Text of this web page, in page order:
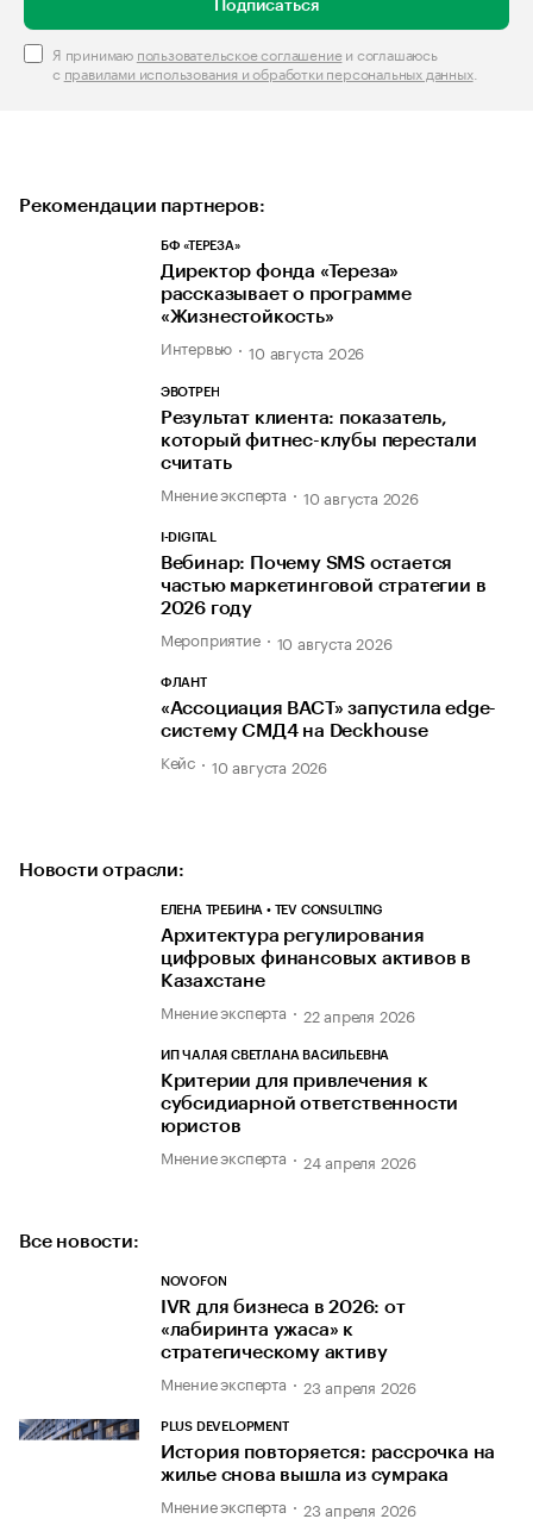
Подписаться
Я принимаю пользовательское соглашениеи соглашаюсь
с правилами использования и обработки персональных данных.
Рекомендации партнеров:
БФ «ТЕРЕЗА»
Директор фонда «Тереза»
рассказывает о программе
«Жизнестойкость»
Интервью 10 августа 2026
ЭВОТРЕН
Результат клиента: показатель,
который фитнес-клубы перестали
считать
Мнение эксперта 10 августа 2026
I-DIGITAL
Вебинар: Почему SMS остается
частью маркетинговой стратегии в
2026 году
Мероприятие 10 августа 2026
ФЛАНТ
«Ассоциация ВАСТ» запустила edge-
систему СМД4 на Deckhouse
Кейс 10 августа 2026
Новости отрасли:
ЕЛЕНА ТРЕБИНА • TEV CONSULTING
Архитектура регулирования
цифровых финансовых активов в
Казахстане
Мнение эксперта 22 апреля 2026
ИП ЧАЛАЯ СВЕТЛАНА ВАСИЛЬЕВНА
Критерии для привлечения к
субсидиарной ответственности
юристов
Мнение эксперта 24 апреля 2026
Все новости:
NOVOFON
IVR для бизнеса в 2026: от
«лабиринта ужаса» к
стратегическому активу
Мнение эксперта 23 апреля 2026
PLUS DEVELOPMENT
История повторяется: рассрочка на
жилье снова вышла из сумрака
Мнение эксперта 23 апреля 2026